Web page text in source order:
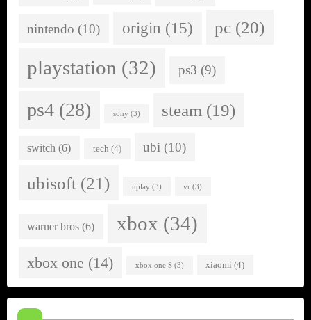
nintendo (10) origin (15) pc (20)
playstation (32) ps3 (9)
ps4 (28) sony (3) steam (19)
switch (6) tech (4) ubi (10)
ubisoft (21) uplay (3) vr (3)
warner bros (6) xbox (34)
xbox one (14) xbox one S(3) xiaomi (4)